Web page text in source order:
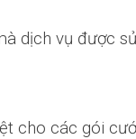
dịch vụ được
cho các gói